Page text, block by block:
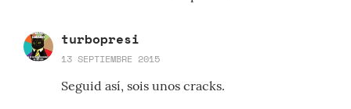
turbopresi
13 SEPTIEMBRE 2015
Seguid así, sois unos cracks.